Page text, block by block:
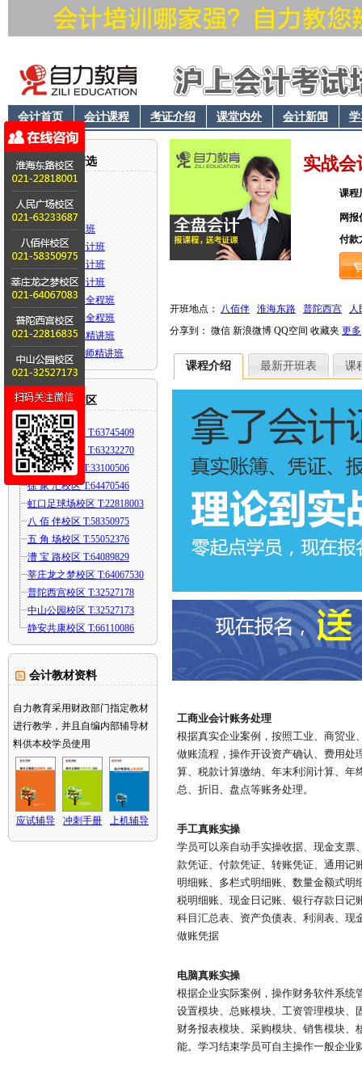
会计首页 会计课程 考证介绍 课堂内外 会计新闻
会计课程精选
会计上岗证
会计电算化
会计从业套餐班
零起点实战会计班
零起点全盘会计班
零起点精英会计班
会计初级职称全程班
会计中级职称全程班
会计中级职称精讲班
CPA注册会计师精讲班
自力直属校区
淮海东路校区 T:63745409
人民广场校区 T:63232270
福 州 路校区 T:33100506
徐 家 汇校区 T:64470546
虹口足球场校区 T:22818003
八 佰 伴校区 T:58350975
五 角 场校区 T:55052376
漕 宝 路校区 T:64089829
莘庄龙之梦校区 T:64067530
普陀西宫校区 T:32527178
中山公园校区 T:32527173
静安共康校区 T:66110086
会计教材资料
自力教育采用财政部门指定教材
进行教学，并且自编内部辅导材
料供本校学员使用
应试辅导 冲刺手册 上机辅导
实战会
课程
网报
付款
开班地点： 八佰伴 淮海东路 普陀西宫
人
分享到： 微信 新浪微博 QQ空间 收藏夹 更多
课程介绍 最新开班表 课
工商业会计账务处理
根据真实企业案例，按照工业、商贸业
做账流程，操作开设资产确认、费用处
算、税款计算缴纳、年末利润计算、年
总、折旧、盘点等账务处理。
手工真账实操
学员可以亲自动手实操收据、现金支票
款凭证、付款凭证、转账凭证、通用记
明细账、多栏式明细账、数量金额式明
税明细账、现金日记账、银行存款日记
科目汇总表、资产负债表、利润表、现
做账凭据
电脑真账实操
根据企业实际案例，操作财务软件系统
设置模块、总账模块、工资管理模块、
财务报表模块、采购模块、销售模块、
能。学习结束学员可自主操作一般企业